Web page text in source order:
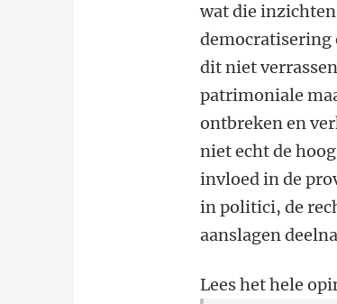
wat die
democratisering
dit niet
patrimoniale
ontbreken en
niet echt de
invloed in de
in politici, de
aanslagen
Lees het hele